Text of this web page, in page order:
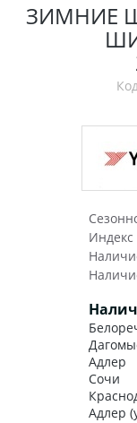
ЗИМНИЕ
Индекс
Адлер
Сочи
Адлер